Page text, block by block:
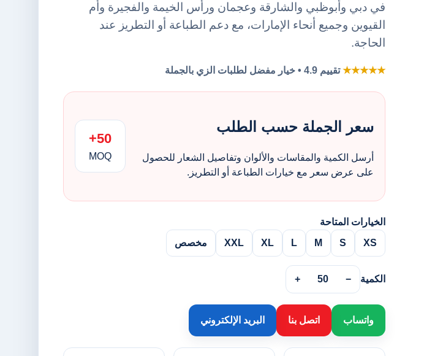
في دبي وأبوظبي والشارقة وعجمان ورأس الخيمة والفجيرة وأم
القيوين وجميع أنحاء الإمارات، مع دعم الطباعة أو التطريز عند
الحاجة.
★★★★★تقييم 4.9 • خيار مفضل لطلبات الزي بالجملة
سعر الجملة حسب الطلب
أرسل الكمية والمقاسات والألوان وتفاصيل الشعار للحصول
على عرض سعر مع خيارات الطباعة أو التطريز.
50+
MOQ
الخيارات المتاحة
XS
S
M
L
XL
XXL مخصص
الكمية −
50
+
واتساب اتصل بنا البريد الإلكتروني